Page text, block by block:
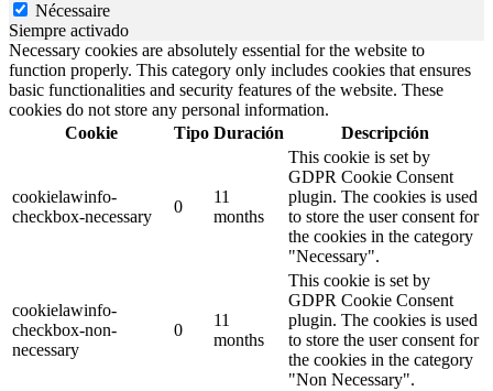
Nécessaire
Siempre activado
Necessary cookies are absolutely essential for the website to
function properly. This category only includes cookies that ensures
basic functionalities and security features of the website. These
cookies do not store any personal information.
Cookie
Tipo Duración Descripción
cookielawinfo-
checkbox-necessary
0
11
months
This cookie is set by
GDPR Cookie Consent
plugin. The cookies is used
to store the user consent for
the cookies in the category
"Necessary".
cookielawinfo-
checkbox-non-
necessary
0
11
months
This cookie is set by
GDPR Cookie Consent
plugin. The cookies is used
to store the user consent for
the cookies in the category
"Non Necessary".